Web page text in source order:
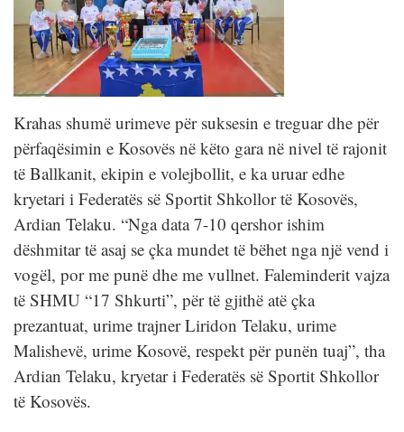
Krahas shumë urimeve për suksesin e treguar dhe për
përfaqësimin e Kosovës në këto gara në nivel të rajonit
të Ballkanit, ekipin e volejbollit, e ka uruar edhe
kryetari i Federatës së Sportit Shkollor të Kosovës,
Ardian Telaku. “Nga data 7-10 qershor ishim
dëshmitar të asaj se çka mundet të bëhet nga një vend i
vogël, por me punë dhe me vullnet. Faleminderit vajza
të SHMU “17 Shkurti”, për të gjithë atë çka
prezantuat, urime trajner Liridon Telaku, urime
Malishevë, urime Kosovë, respekt për punën tuaj”, tha
Ardian Telaku, kryetar i Federatës së Sportit Shkollor
të Kosovës.